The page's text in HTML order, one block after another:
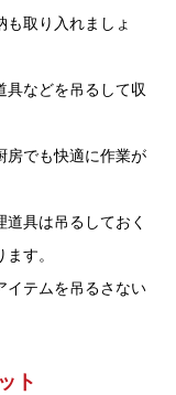
も取り入れましょ
具などを吊るして収
房でも快適に作業が
具は吊るしておく
す。
イテムを吊るさない
ト